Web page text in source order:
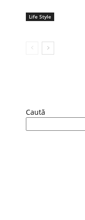
Life Style
Caută